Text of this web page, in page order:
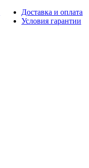
Доставка и оплата
Условия гарантии